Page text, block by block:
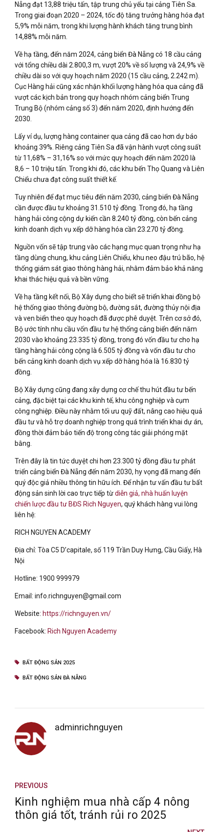
Nẵng đạt 13,88 triệu tấn, tập trung chủ yếu tại cảng Tiên Sa.
Trong giai đoạn 2020 – 2024, tốc độ tăng trưởng hàng hóa đạt
5,9% mỗi năm, trong khi lượng hành khách tăng trung bình
14,88% mỗi năm.
Về hạ tầng, đến năm 2024, cảng biển Đà Nẵng có 18 cầu cảng
với tổng chiều dài 2.800,3 m, vượt 20% về số lượng và 24,9% về
chiều dài so với quy hoạch năm 2020 (15 cầu cảng, 2.242 m).
Cục Hàng hải cũng xác nhận khối lượng hàng hóa qua cảng đã
vượt các kịch bản trong quy hoạch nhóm cảng biển Trung
Trung Bộ (nhóm cảng số 3) đến năm 2020, định hướng đến
2030.
Lấy ví dụ, lượng hàng container qua cảng đã cao hơn dự báo
khoảng 39%. Riêng cảng Tiên Sa đã vận hành vượt công suất
từ 11,68% – 31,16% so với mức quy hoạch đến năm 2020 là
8,6 – 10 triệu tấn. Trong khi đó, các khu bến Thọ Quang và Liên
Chiểu chưa đạt công suất thiết kế.
Tuy nhiên để đạt mục tiêu đến năm 2030, cảng biển Đà Nẵng
cần được đầu tư khoảng 31.510 tỷ đồng. Trong đó, hạ tầng
hàng hải công cộng dự kiến cần 8.240 tỷ đồng, còn bến cảng
kinh doanh dịch vụ xếp dỡ hàng hóa cần 23.270 tỷ đồng.
Nguồn vốn sẽ tập trung vào các hạng mục quan trọng như hạ
tầng dùng chung, khu cảng Liên Chiểu, khu neo đậu trú bão, hệ
thống giám sát giao thông hàng hải, nhằm đảm bảo khả năng
khai thác hiệu quả và bền vững.
Về hạ tầng kết nối, Bộ Xây dựng cho biết sẽ triển khai đồng bộ
hệ thống giao thông đường bộ, đường sắt, đường thủy nội địa
và ven biển theo quy hoạch đã được phê duyệt. Trên cơ sở đó,
Bộ ước tính nhu cầu vốn đầu tư hệ thống cảng biển đến năm
2030 vào khoảng 23.335 tỷ đồng, trong đó vốn đầu tư cho hạ
tầng hàng hải công cộng là 6.505 tỷ đồng và vốn đầu tư cho
bến cảng kinh doanh dịch vụ xếp dỡ hàng hóa là 16.830 tỷ
đồng.
Bộ Xây dựng cũng đang xây dựng cơ chế thu hút đầu tư bến
cảng, đặc biệt tại các khu kinh tế, khu công nghiệp và cụm
công nghiệp. Điều này nhằm tối ưu quỹ đất, nâng cao hiệu quả
đầu tư và hỗ trợ doanh nghiệp trong quá trình triển khai dự án,
đồng thời đảm bảo tiến độ trong công tác giải phóng mặt
bằng.
Trên đây là tin tức duyệt chi hơn 23.300 tỷ đồng đầu tư phát
triển cảng biển Đà Nẵng đến năm 2030, hy vọng đã mang đến
quý độc giả nhiều thông tin hữu ích. Để nhận tư vấn đầu tư bất
động sản sinh lời cao trực tiếp từdiễn giả, nhà huấn luyện
chiến lược đầu tư BĐS Rich Nguyen, quý khách hàng vui lòng
liên hệ:
RICH NGUYEN ACADEMY
Địa chỉ: Tòa C5 D’capitale, số 119 Trần Duy Hưng, Cầu Giấy, Hà
Nội
Hotline: 1900 999979
Email: info.richnguyen@gmail.com
Website: https://richnguyen.vn/
Facebook: Rich Nguyen Academy
BẤT ĐỘNG SẢN 2025
BẤT ĐỘNG SẢN ĐÀ NẴNG
adminrichnguyen
PREVIOUS
Kinh nghiệm mua nhà cấp 4 nông
thôn giá tốt, tránh rủi ro 2025